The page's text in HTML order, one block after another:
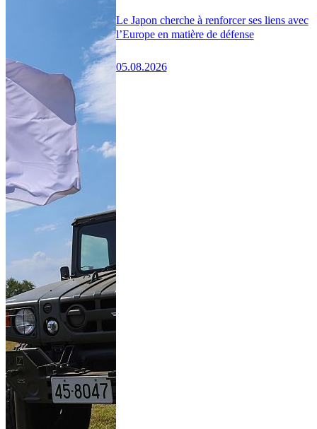
Le Japon cherche à renforcer ses liens avec
l’Europe en matière de défense
05.08.2026